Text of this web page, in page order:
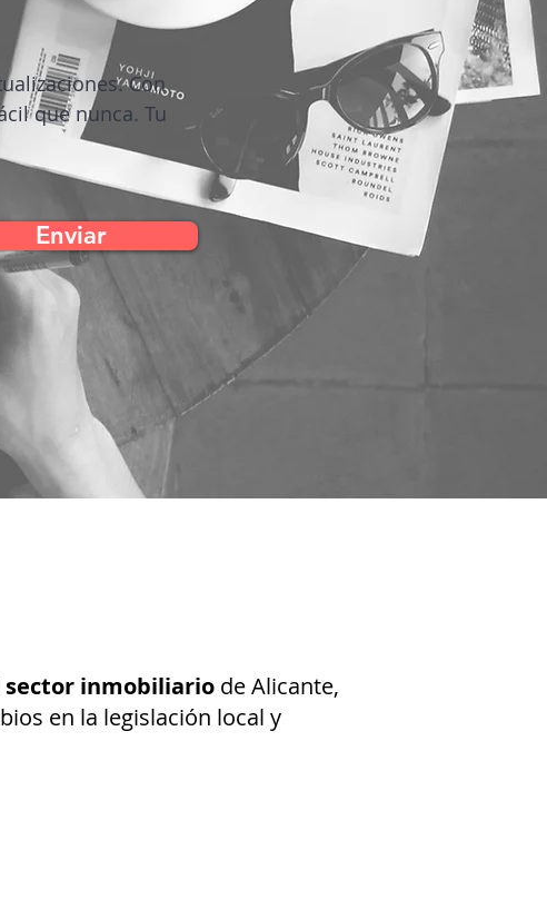
Con
que nunca. Tu
Enviar
sector inmobiliario de Alicante,
en la legislación local y